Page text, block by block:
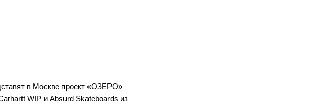
в Москве проект «ОЗЕРО» —
WIP и Absurd Skateboards из